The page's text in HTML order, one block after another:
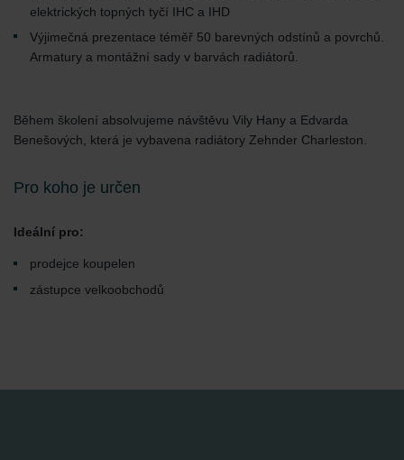
elektrických topných tyčí IHC a IHD
Výjimečná prezentace téměř 50 barevných odstínů a povrchů.
Armatury a montážní sady v barvách radiátorů.
Během školení absolvujeme návštěvu Vily Hany a Edvarda
Benešových, která je vybavena radiátory Zehnder Charleston.
Pro koho je určen
Ideální pro:
prodejce koupelen
zástupce velkoobchodů